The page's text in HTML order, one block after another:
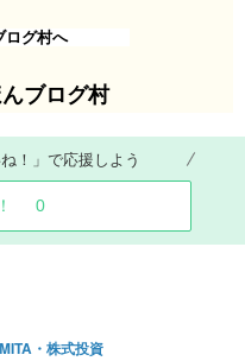
ブログ村
！」で応援しよう
0
・株式投資